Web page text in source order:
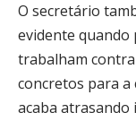
O secretário
evidente quando
trabalham
concretos para a
acaba